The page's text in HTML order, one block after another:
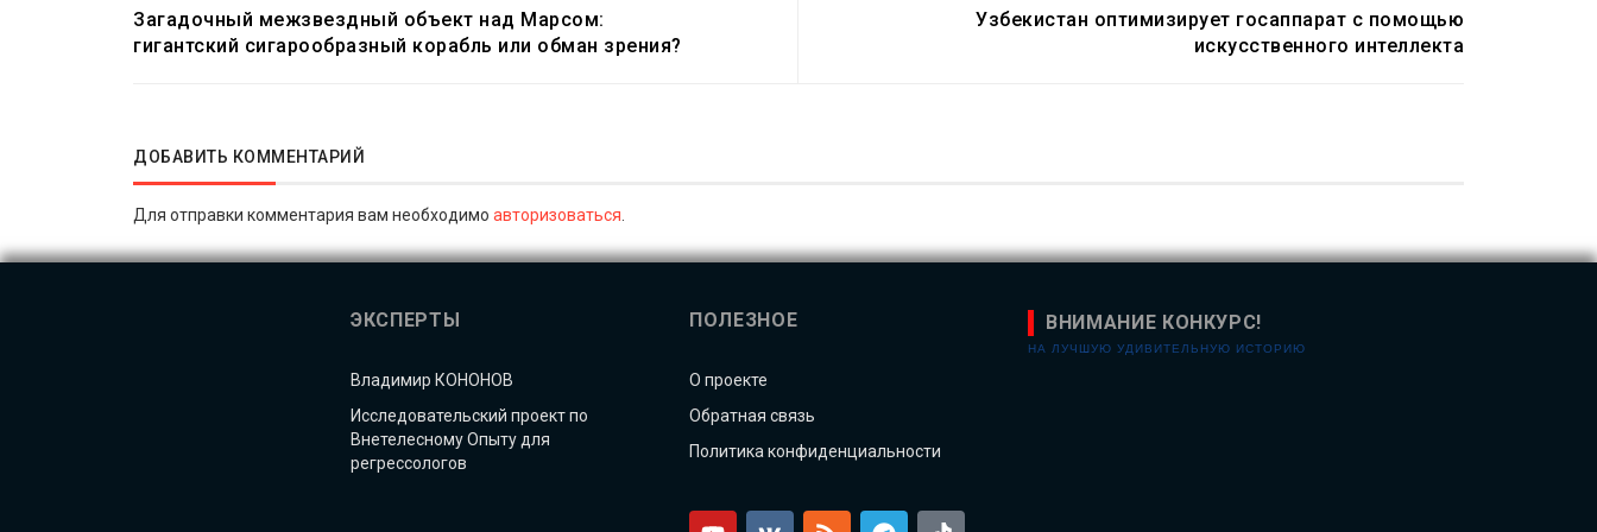
Загадочный межзвездный объект над Марсом:
гигантский сигарообразный корабль или обман зрения?
Узбекистан оптимизирует госаппарат с помощью
искусственного интеллекта
ДОБАВИТЬ КОММЕНТАРИЙ
Для отправки комментария вам необходимо авторизоваться
ЭКСПЕРТЫ
Владимир КОНОНОВ
Исследовательский проект по
Внетелесному Опыту для
регрессологов
ПОЛЕЗНОЕ
О проекте
Обратная связь
Политика конфиденциальности
ВНИМАНИЕ КОНКУРС!
НА ЛУЧШУЮ УДИВИТЕЛЬНУЮ ИСТОРИЮ